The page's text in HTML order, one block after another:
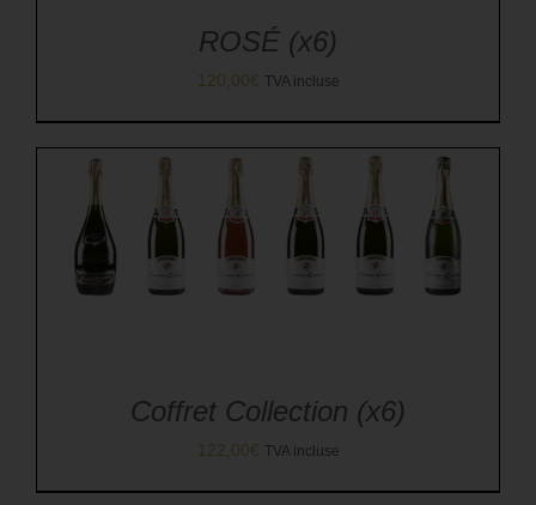
ROSÉ (x6)
120,00€ TVA incluse
Coffret Collection (x6)
122,00€ TVA incluse